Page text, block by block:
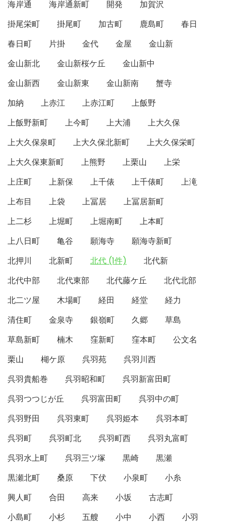
海岸通 海岸通新町 開発
加賀沢
掛尾栄町
掛尾町 加古町 鹿島町
春日
春日町
片掛 金代 金屋
金山新
金山新北
金山新桜ケ丘
金山新中
金山新西
金山新東 金山新南
蟹寺
加納
上赤江 上赤江町
上飯野
上飯野新町
上今町 上大浦
上大久保
上大久保泉町
上大久保北新町
上大久保栄町
上大久保東新町
上熊野 上栗山
上栄
上庄町
上新保 上千俵 上千俵町
上滝
上布目
上袋 上冨居
上冨居新町
上二杉
上堀町 上堀南町
上本町
上八日町
亀谷 願海寺
願海寺新町
北押川
北新町 北代 (1件)
北代新
北代中部
北代東部 北代藤ケ丘
北代北部
北二ツ屋
木場町 経田 経堂
経力
清住町
金泉寺 銀嶺町 久郷
草島
草島新町
楠木 窪新町 窪本町
公文名
栗山
楜ケ原 呉羽苑
呉羽川西
呉羽貴船巻
呉羽昭和町
呉羽新富田町
呉羽つつじが丘
呉羽富田町
呉羽中の町
呉羽野田
呉羽東町 呉羽姫本
呉羽本町
呉羽町
呉羽町北 呉羽町西
呉羽丸富町
呉羽水上町
呉羽三ツ塚 黒崎
黒瀬
黒瀬北町
桑原 下伏 小泉町
小糸
興人町
合田 高来 小坂
古志町
小島町
小杉 五艘 小中 小西
小羽